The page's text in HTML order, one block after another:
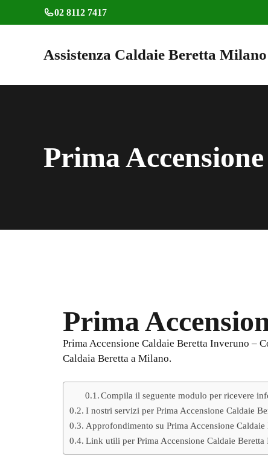
al
02 8112 7417
Assistenza Caldaie Beretta Milano
Prima
Prima
Prima Accensione Caldaie Beretta Inveruno –
Caldaia Beretta a Milano.
Compila il seguente modulo per ricevere
I nostri servizi per Prima Accensione Caldaie
Approfondimento su Prima Accensione Caldaie
Link utili per Prima Accensione Caldaie Beretta